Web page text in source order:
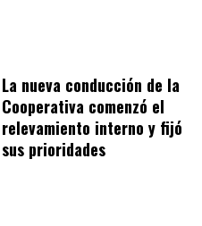
La nueva conducción de la
Cooperativa comenzó el
relevamiento interno y fijó
sus prioridades